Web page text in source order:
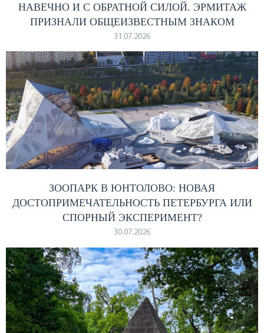
НАВЕЧНО И С ОБРАТНОЙ СИЛОЙ. ЭРМИТАЖ
ПРИЗНАЛИ ОБЩЕИЗВЕСТНЫМ ЗНАКОМ
31.07.2026
ЗООПАРК В ЮНТОЛОВО: НОВАЯ
ДОСТОПРИМЕЧАТЕЛЬНОСТЬ ПЕТЕРБУРГА ИЛИ
СПОРНЫЙ ЭКСПЕРИМЕНТ?
30.07.2026